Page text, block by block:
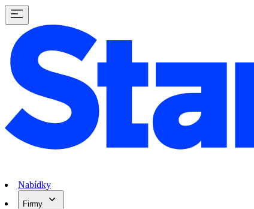
Nabídky
Firmy